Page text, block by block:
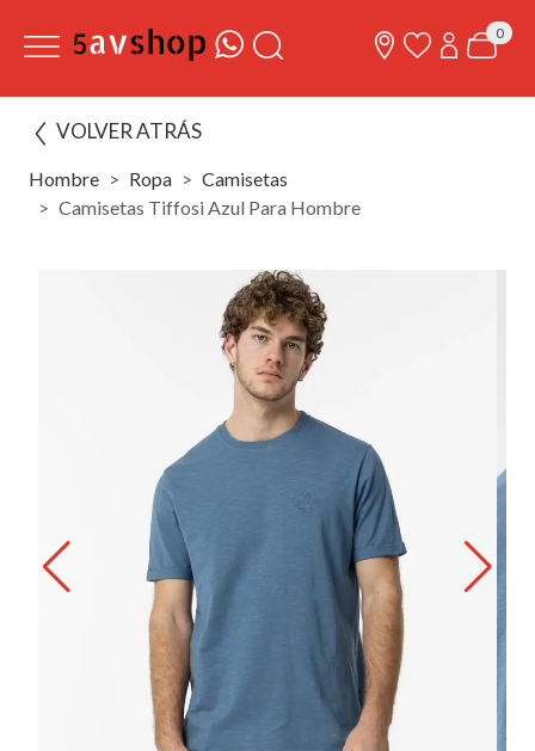
0
VOLVER ATRÁS
Hombre Ropa
Camisetas
Camisetas Tiffosi Azul Para Hombre